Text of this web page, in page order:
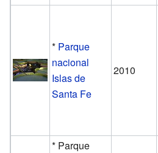
* Parque
nacional
Islas de
Santa Fe
2010
* Parque